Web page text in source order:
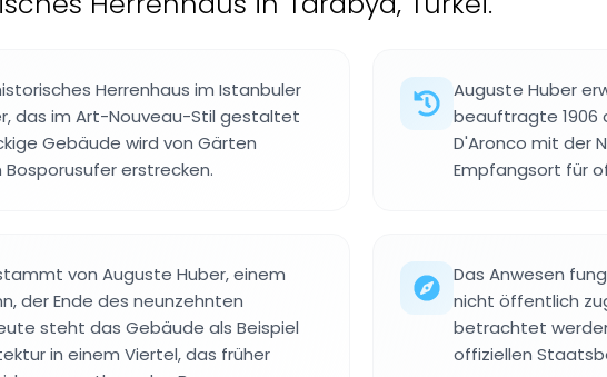
Herrenhaus im Istanbuler
das im Art-Nouveau-Stil gestaltet
Gebäude wird von Gärten
erstrecken.
Auguste Huber
beauftragte 1906
D'Aronco mit der
Empfangsort für
von Auguste Huber, einem
der Ende des neunzehnten
steht das Gebäude als Beispiel
in einem Viertel, das früher
Das Anwesen
nicht öffentlich
betrachtet
offiziellen